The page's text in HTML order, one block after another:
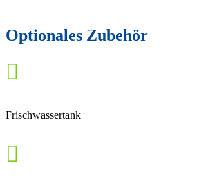
Optionales Zubehör

Frischwassertank
